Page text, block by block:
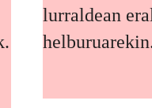
lurraldean